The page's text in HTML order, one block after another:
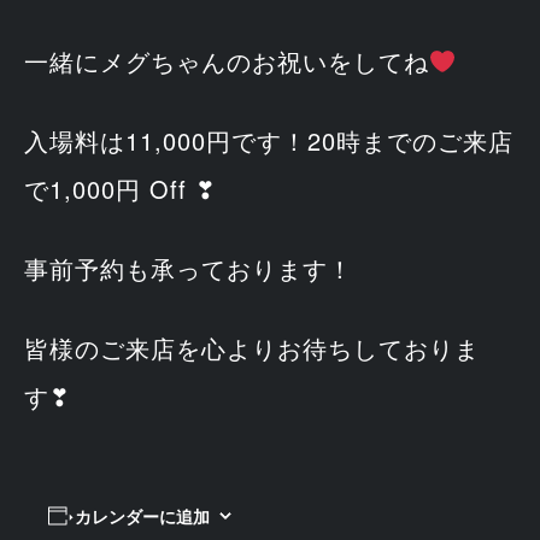
一緒にメグちゃんのお祝いをしてね
入場料は11,000円です！20時までのご来店
で1,000円 Off ❣
事前予約も承っております！
皆様のご来店を心よりお待ちしておりま
す❣
カレンダーに追加